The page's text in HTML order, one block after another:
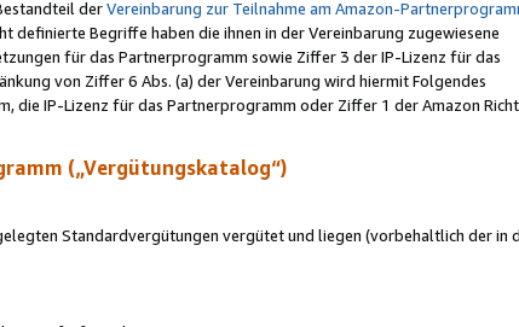
derVereinbarung zur Teilnahme am Amazon-
definierte Begriffe haben die ihnen in der Vereinbarung zugewiesene
für das Partnerprogramm sowie Ziffer 3 der IP-Lizenz für das
von Ziffer 6 Abs. (a) der Vereinbarung wird hiermit Folgendes
die IP-Lizenz für das Partnerprogramm oder Ziffer 1 der Amazon
(„Vergütungskatalog“)
Standardvergütungen vergütet und liegen (vorbehaltlich der in